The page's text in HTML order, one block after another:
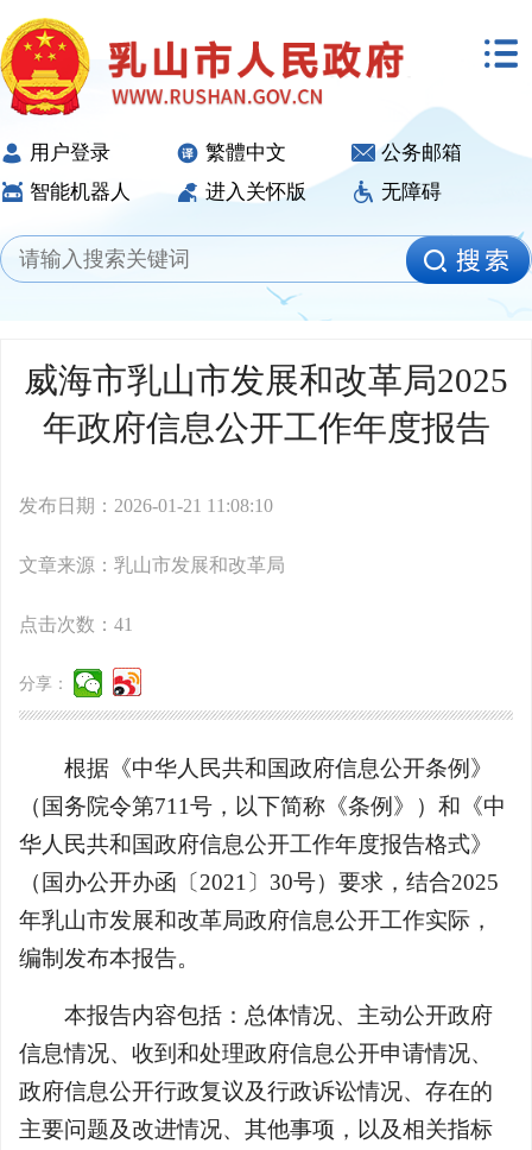
用户登录 繁體中文
公务邮箱
智能机器人
进入关怀版 无障碍
威海市乳山市发展和改革局2025
年政府信息公开工作年度报告
发布日期：2026-01-21 11:08:10
文章来源：乳山市发展和改革局
点击次数： 41
分享：
根据《中华人民共和国政府信息公开条例》
（国务院令第711号，以下简称《条例》）和《中
华人民共和国政府信息公开工作年度报告格式》
（国办公开办函〔2021〕30号）要求，结合2025
年乳山市发展和改革局政府信息公开工作实际，
编制发布本报告。
本报告内容包括：总体情况、主动公开政府
信息情况、收到和处理政府信息公开申请情况、
政府信息公开行政复议及行政诉讼情况、存在的
主要问题及改进情况、其他事项，以及相关指标